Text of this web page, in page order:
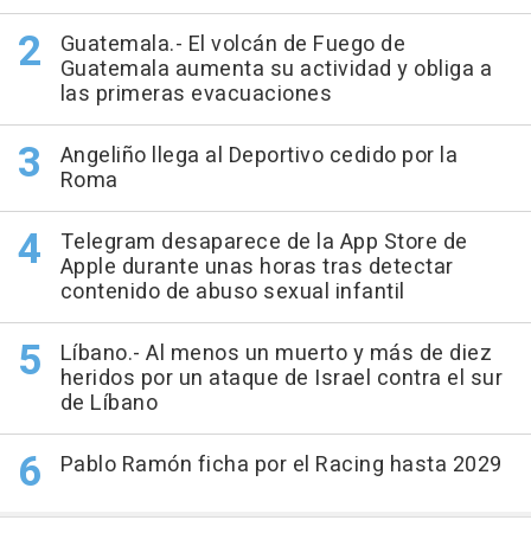
Guatemala.- El volcán de Fuego de
Guatemala aumenta su actividad y obliga a
las primeras evacuaciones
Angeliño llega al Deportivo cedido por la
Roma
Telegram desaparece de la App Store de
Apple durante unas horas tras detectar
contenido de abuso sexual infantil
Líbano.- Al menos un muerto y más de diez
heridos por un ataque de Israel contra el sur
de Líbano
Pablo Ramón ficha por el Racing hasta 2029